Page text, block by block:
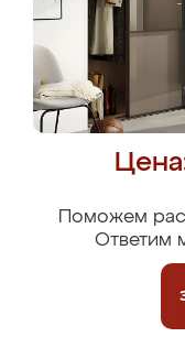
Поможем
Ответим